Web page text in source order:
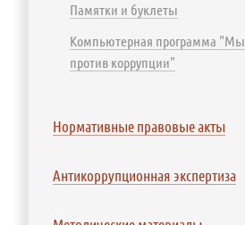
Памятки и буклеты
Компьютерная программа "Мы
против коррупции"
Нормативные правовые акты
Антикоррупционная экспертиза